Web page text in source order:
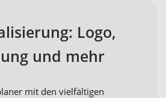
Logo,
und mehr
mit den vielfältigen